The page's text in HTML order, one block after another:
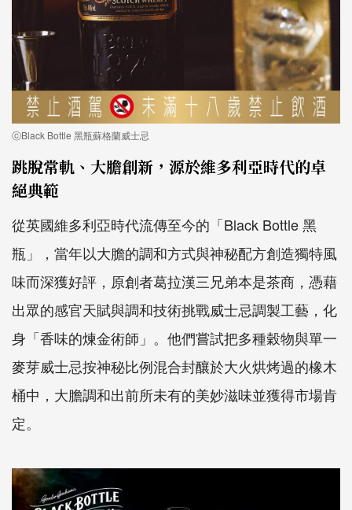
ⓒBlack Bottle 黑瓶蘇格蘭威士忌
跳脫常軌、大膽創新，源於維多利亞時代的卓
絕典範
從英國維多利亞時代流傳至今的「Black Bottle 黑
瓶」，當年以大膽的調和方式與神秘配方創造獨特風
味而深獲好評，原創者葛拉漢三兄弟本是茶商，憑藉
出眾的感官天賦與調和技術挑戰威士忌調製工藝，化
身「香味的煉金術師」。他們嘗試把多種穀物與單一
麥芽威士忌按神秘比例混合封釀於大火烘烤過的橡木
桶中，大膽調和出前所未有的美妙滋味並獲得市場肯
定。